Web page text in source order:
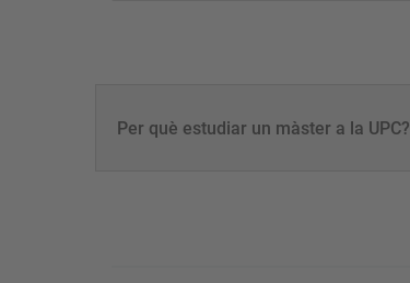
Per què estudiar un màster a la UPC?